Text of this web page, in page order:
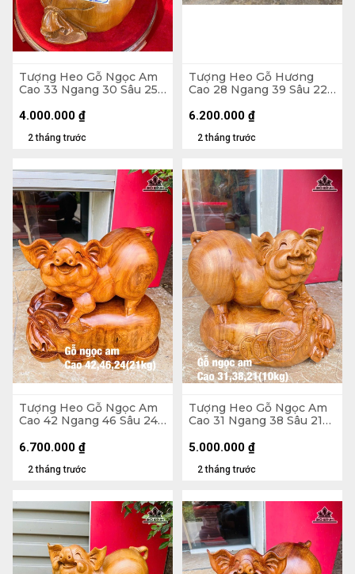
Tượng Heo Gỗ Ngọc Am
Cao 33 Ngang 30 Sâu 25
2 tháng trước
4.000.000 ₫
Tượng Heo Gỗ Hương
Cao 28 Ngang 39 Sâu 22
2 tháng trước
6.200.000 ₫
Tượng Heo Gỗ Ngọc Am
Cao 42 Ngang 46 Sâu 24
2 tháng trước
6.700.000 ₫
Tượng Heo Gỗ Ngọc Am
Cao 31 Ngang 38 Sâu 21
2 tháng trước
5.000.000 ₫